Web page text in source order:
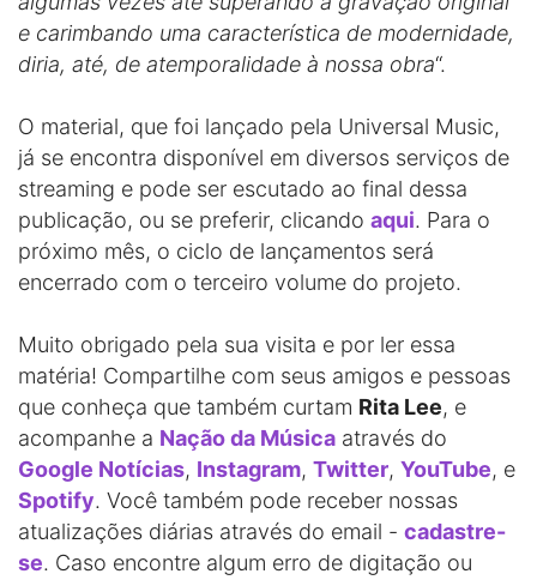
e carimbando uma característica de modernidade,
diria, até, de atemporalidade à nossa obra“.
O material, que foi lançado pela Universal Music,
já se encontra disponível em diversos serviços de
streaming e pode ser escutado ao final dessa
publicação, ou se preferir, clicando aqui. Para o
próximo mês, o ciclo de lançamentos será
encerrado com o terceiro volume do projeto.
Muito obrigado pela sua visita e por ler essa
matéria! Compartilhe com seus amigos e pessoas
que conheça que também curtam Rita Lee, e
acompanhe a Nação da Música através do
Google Notícias, Instagram, Twitter, YouTube, e
Spotify. Você também pode receber nossas
atualizações diárias através do email - cadastre-
se. Caso encontre algum erro de digitação ou